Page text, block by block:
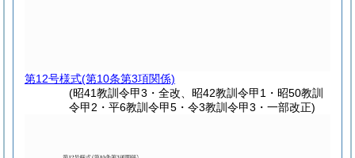
第12号様式(第10条第3項関係)
(昭41教訓令甲3・全改、昭42教訓令甲1・昭50教訓
令甲2・平6教訓令甲5・令3教訓令甲3・一部改正)